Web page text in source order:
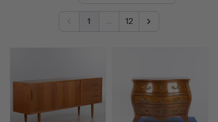
1 … 12